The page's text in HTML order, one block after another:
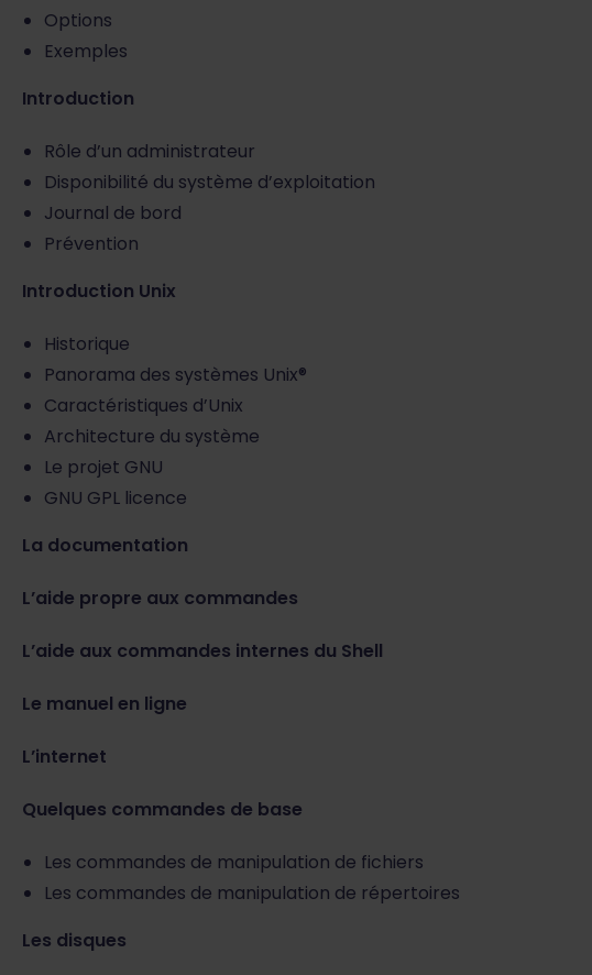
Options
Exemples
Introduction
Rôle d’un administrateur
Disponibilité du système d’exploitation
Journal de bord
Prévention
Introduction Unix
Historique
Panorama des systèmes Unix®
Caractéristiques d’Unix
Architecture du système
Le projet GNU
GNU GPL licence
La documentation
L’aide propre aux commandes
L’aide aux commandes internes du Shell
Le manuel en ligne
L’internet
Quelques commandes de base
Les commandes de manipulation de fichiers
Les commandes de manipulation de répertoires
Les disques